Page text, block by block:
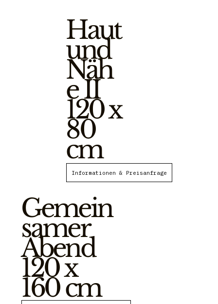
Haut
und
Näh
e II
120 x
80
cm
Gemein
samer
Abend
120 x
160 cm